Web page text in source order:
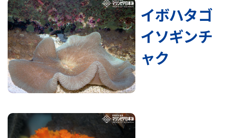
イボハタゴ
イソギンチ
ャク